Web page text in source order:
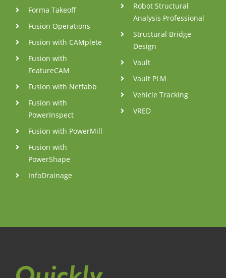
Forma Takeoff
Fusion Operations
Fusion with CAMplete
Fusion with
FeatureCAM
Fusion with Netfabb
Fusion with
PowerInspect
Fusion with PowerMill
Fusion with
PowerShape
InfoDrainage
Robot Structural
Analysis Professional
Structural Bridge
Design
Vault
Vault PLM
Vehicle Tracking
VRED